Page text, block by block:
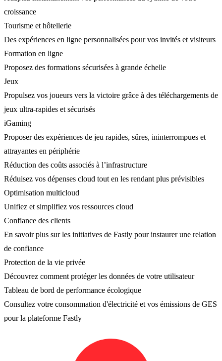
croissance
Tourisme et hôtellerie
Des expériences en ligne personnalisées pour vos invités et visiteurs
Formation en ligne
Proposez des formations sécurisées à grande échelle
Jeux
Propulsez vos joueurs vers la victoire grâce à des téléchargements de
jeux ultra-rapides et sécurisés
iGaming
Proposer des expériences de jeu rapides, sûres, ininterrompues et
attrayantes en périphérie
Réduction des coûts associés à l’infrastructure
Réduisez vos dépenses cloud tout en les rendant plus prévisibles
Optimisation multicloud
Unifiez et simplifiez vos ressources cloud
Confiance des clients
En savoir plus sur les initiatives de Fastly pour instaurer une relation
de confiance
Protection de la vie privée
Découvrez comment protéger les données de votre utilisateur
Tableau de bord de performance écologique
Consultez votre consommation d'électricité et vos émissions de GES
pour la plateforme Fastly